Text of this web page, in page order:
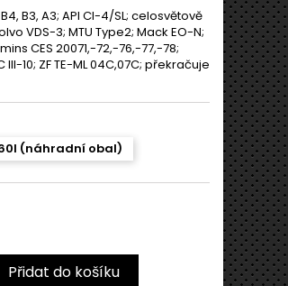
B4, B3, A3; API CI-4/SL; celosvětově
VDS-3; MTU Type2; Mack EO-N;
CES 20071,-72,-76,-77,-78;
III-10; ZF TE-ML 04C,07C; překračuje
(náhradní obal)
Přidat do košíku